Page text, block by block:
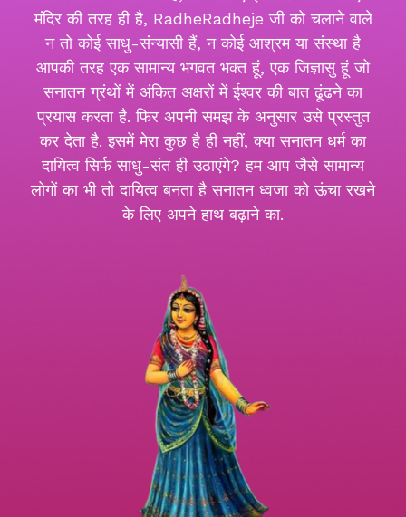
मंदिर की तरह ही है, RadheRadheje जी को चलाने वाले
न तो कोई साधु-संन्यासी हैं, न कोई आश्रम या संस्था है
आपकी तरह एक सामान्य भगवत भक्त हूं, एक जिज्ञासु हूं जो
सनातन ग्रंथों में अंकित अक्षरों में ईश्वर की बात ढूंढने का
प्रयास करता है. फिर अपनी समझ के अनुसार उसे प्रस्तुत
कर देता है. इसमें मेरा कुछ है ही नहीं, क्या सनातन धर्म का
दायित्व सिर्फ साधु-संत ही उठाएंगे? हम आप जैसे सामान्य
लोगों का भी तो दायित्व बनता है सनातन ध्वजा को ऊंचा रखने
के लिए अपने हाथ बढ़ाने का.